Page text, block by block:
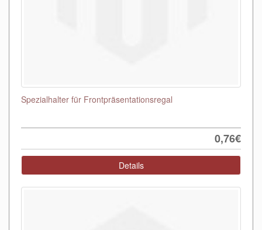
Spezialhalter für Frontpräsentationsregal
0,76€
Details